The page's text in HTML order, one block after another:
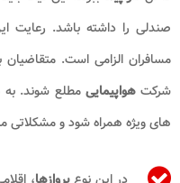
صندلی را داشته باشد. رعایت
مسافران الزامی است.
شرکتهواپیماییمطلع شوند. به
های ویژه همراه شود و مشکلاتی